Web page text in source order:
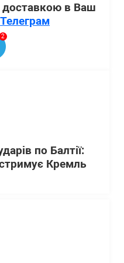
доставкою в Ваш
Телеграм
2
по Балтії:
Кремль